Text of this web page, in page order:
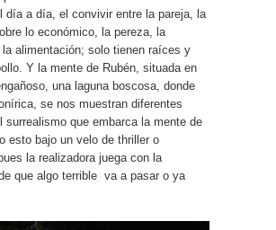
día a día, el convivir entre la pareja, la
lo económico, la pereza, la
alimentación; solo tienen raíces y
Y la mente de Rubén, situada en
una laguna boscosa, donde
se nos muestran diferentes
surrealismo que embarca la mente de
esto bajo un velo de thriller o
la realizadora juega con la
que algo terrible va a pasar o ya